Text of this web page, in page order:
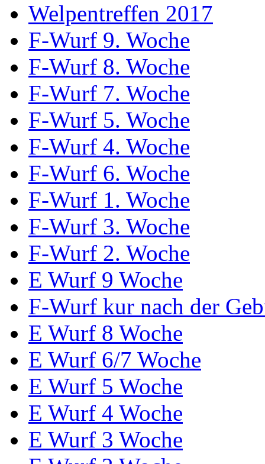
Welpentreffen 2017
F-Wurf 9. Woche
F-Wurf 8. Woche
F-Wurf 7. Woche
F-Wurf 5. Woche
F-Wurf 4. Woche
F-Wurf 6. Woche
F-Wurf 1. Woche
F-Wurf 3. Woche
F-Wurf 2. Woche
E Wurf 9 Woche
F-Wurf kur nach der
E Wurf 8 Woche
E Wurf 6/7 Woche
E Wurf 5 Woche
E Wurf 4 Woche
E Wurf 3 Woche